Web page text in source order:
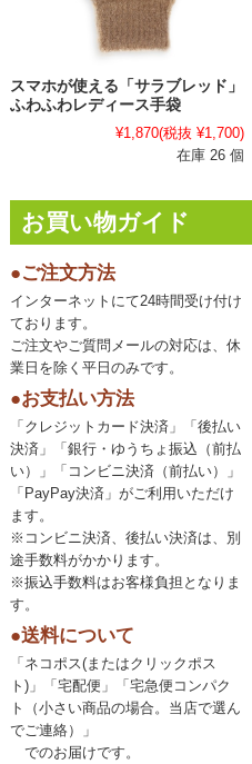
スマホが使える「サラブレッド」
ふわふわレディース手袋
¥1,870(税抜 ¥1,700)
在庫 26 個
お買い物ガイド
●ご注文方法
インターネットにて24時間受け付け
ております。
ご注文やご質問メールの対応は、休
業日を除く平日のみです。
●お支払い方法
「クレジットカード決済」「後払い
決済」「銀行・ゆうちょ振込（前払
い）」「コンビニ決済（前払い）」
「PayPay決済」がご利用いただけ
ます。
※コンビニ決済、後払い決済は、別
途手数料がかかります。
※振込手数料はお客様負担となりま
す。
●送料について
「ネコポス(またはクリックポス
ト)」「宅配便」「宅急便コンパク
ト（小さい商品の場合。当店で選ん
でご連絡）」
でのお届けです。